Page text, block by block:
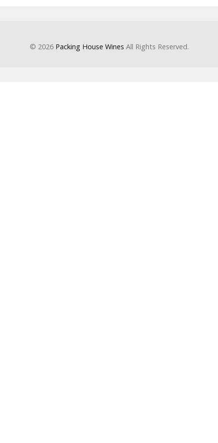
© 2026 Packing House Wines All Rights Reserved.